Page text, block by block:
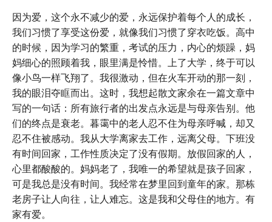
因为爱，这个永不减少的爱，永远保护着每个人的成长，
我们习惯了享受这份爱，就像我们习惯了穿衣吃饭。高中
的时候，因为学习的繁重，考试的压力，内心的烦躁，妈
妈细心的照顾着我，眼里满是怜惜。上了大学，终于可以
像小鸟一样飞翔了。我很激动，但在火车开动的那一刻，
我的眼泪夺眶而出。这时，我想起散文家余在一篇文章中
写的一句话：所有旅行者的出发点永远是与母亲告别。他
们的终点是衰老。暮霭中的老人忍不住为母亲呼喊，却又
忍不住被感动。我从大学离家去工作，远离父母。下班没
有时间回家，工作性质决定了没有假期。放假回家的人，
心里都酸酸的。妈妈老了，我唯一的希望就是孩子回家，
可是我总是没有时间。我经常在梦里回到童年的家。那栋
老房子让人向往，让人难忘。这是我和父母住的地方。有
家有爱。